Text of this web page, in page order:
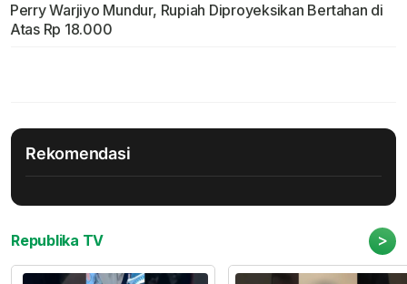
Perry Warjiyo Mundur, Rupiah Diproyeksikan Bertahan di
Atas Rp 18.000
Rekomendasi
Republika TV >